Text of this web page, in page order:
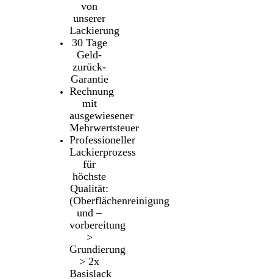
von
unserer
Lackierung
30 Tage
Geld-
zurück-
Garantie
Rechnung
mit
ausgewiesener
Mehrwertsteuer
Professioneller
Lackierprozess
für
höchste
Qualität:
(Oberflächenreinigung
und –
vorbereitung
>
Grundierung
> 2x
Basislack